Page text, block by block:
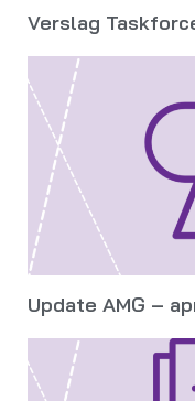
Verslag
Update AMG –